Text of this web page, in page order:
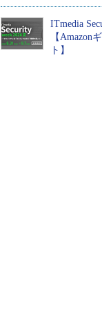
ITmedia
【Amazon
ト】